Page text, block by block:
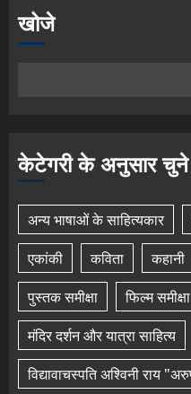
खोजे
केटेगरी के अनुसार चुने
अन्य भाषाओं के साहित्यकार
एकांकी
कविता कहानी
पुस्तक समीक्षा
फिल्म समीक्षा
मंदिर दर्शन और यात्रा साहित्य
विद्यावाचस्पति अश्विनी राय